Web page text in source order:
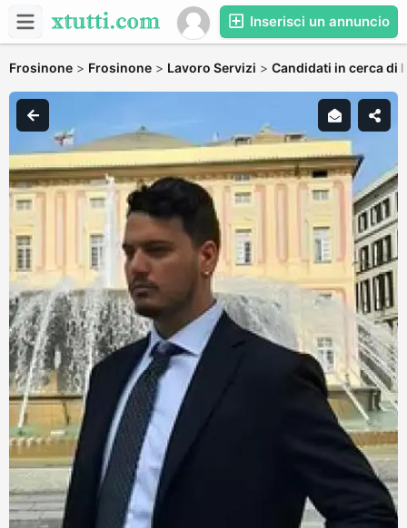
Inserisci un annuncio
Frosinone > Frosinone > Lavoro Servizi > Candidati in cerca di